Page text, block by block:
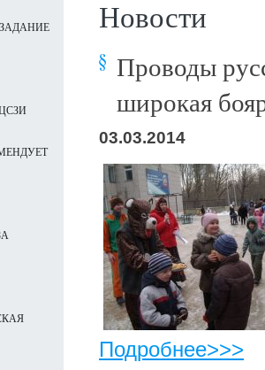
Новости
Проводы
широкая
03.03.2014
Подробнее>>>